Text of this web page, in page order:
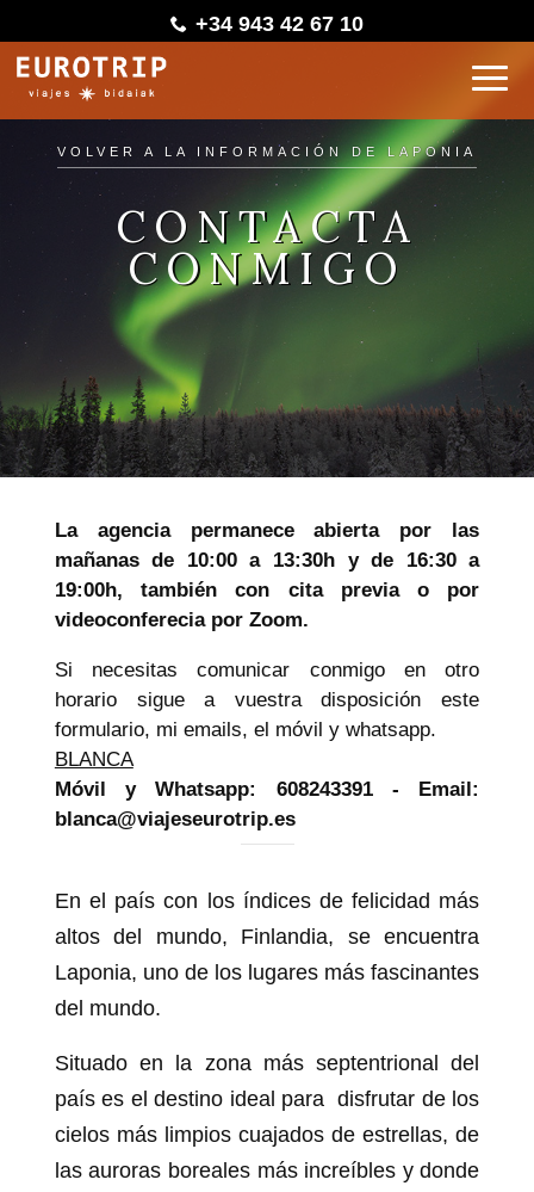
+34 943 42 67 10
VOLVER A LA INFORMACIÓN DE LAPONIA
CONTACTA
CONMIGO
La agencia permanece abierta por las
mañanas de 10:00 a 13:30h y de 16:30 a
19:00h, también con cita previa o por
videoconferecia por Zoom.
Si necesitas comunicar conmigo en otro
horario sigue a vuestra disposición este
formulario, mi emails, el móvil y whatsapp.
BLANCA
Móvil y Whatsapp: 608243391 - Email:
blanca@viajeseurotrip.es
En el país con los índices de felicidad más
altos del mundo, Finlandia, se encuentra
Laponia, uno de los lugares más fascinantes
del mundo.
Situado en la zona más septentrional del
país es el destino ideal para disfrutar de los
cielos más limpios cuajados de estrellas, de
las auroras boreales más increíbles y donde